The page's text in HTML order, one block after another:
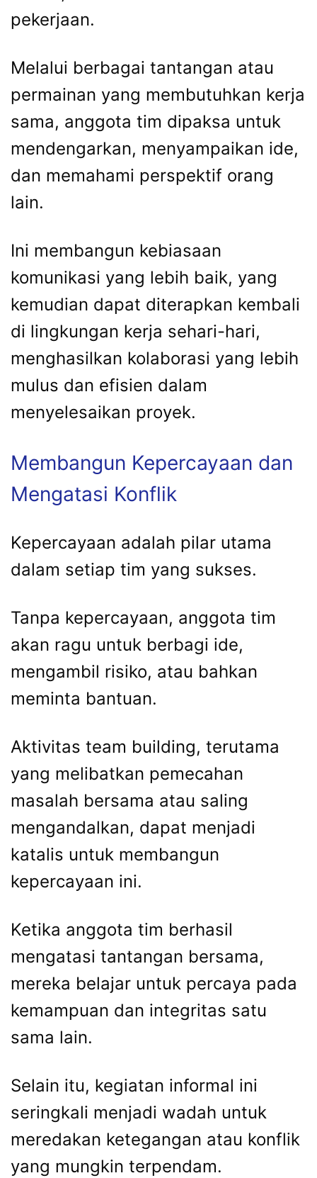
pekerjaan.
Melalui berbagai tantangan atau
permainan yang membutuhkan kerja
sama, anggota tim dipaksa untuk
mendengarkan, menyampaikan ide,
dan memahami perspektif orang
lain.
Ini membangun kebiasaan
komunikasi yang lebih baik, yang
kemudian dapat diterapkan kembali
di lingkungan kerja sehari-hari,
menghasilkan kolaborasi yang lebih
mulus dan efisien dalam
menyelesaikan proyek.
Membangun Kepercayaan dan
Mengatasi Konflik
Kepercayaan adalah pilar utama
dalam setiap tim yang sukses.
Tanpa kepercayaan, anggota tim
akan ragu untuk berbagi ide,
mengambil risiko, atau bahkan
meminta bantuan.
Aktivitas team building, terutama
yang melibatkan pemecahan
masalah bersama atau saling
mengandalkan, dapat menjadi
katalis untuk membangun
kepercayaan ini.
Ketika anggota tim berhasil
mengatasi tantangan bersama,
mereka belajar untuk percaya pada
kemampuan dan integritas satu
sama lain.
Selain itu, kegiatan informal ini
seringkali menjadi wadah untuk
meredakan ketegangan atau konflik
yang mungkin terpendam.